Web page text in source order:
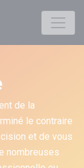
de la
le contraire
et de vous
nombreuses